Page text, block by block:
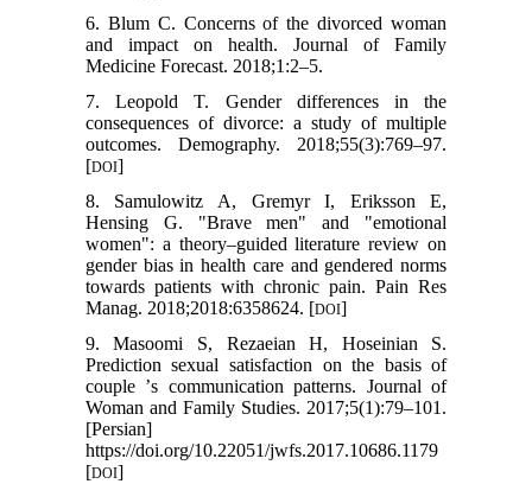
6. Blum C. Concerns of the divorced woman
and impact on health. Journal of Family
Medicine Forecast. 2018;1:2–5.
7. Leopold T. Gender differences in the
consequences of divorce: a study of multiple
outcomes. Demography. 2018;55(3):769–97.
[DOI]
8. Samulowitz A, Gremyr I, Eriksson E,
Hensing G. "Brave men" and "emotional
women": a theory–guided literature review on
gender bias in health care and gendered norms
towards patients with chronic pain. Pain Res
Manag. 2018;2018:6358624. [DOI]
9. Masoomi S, Rezaeian H, Hoseinian S.
Prediction sexual satisfaction on the basis of
couple ʼs communication patterns. Journal of
Woman and Family Studies. 2017;5(1):79–101.
[Persian]
https://doi.org/10.22051/jwfs.2017.10686.1179
[DOI]